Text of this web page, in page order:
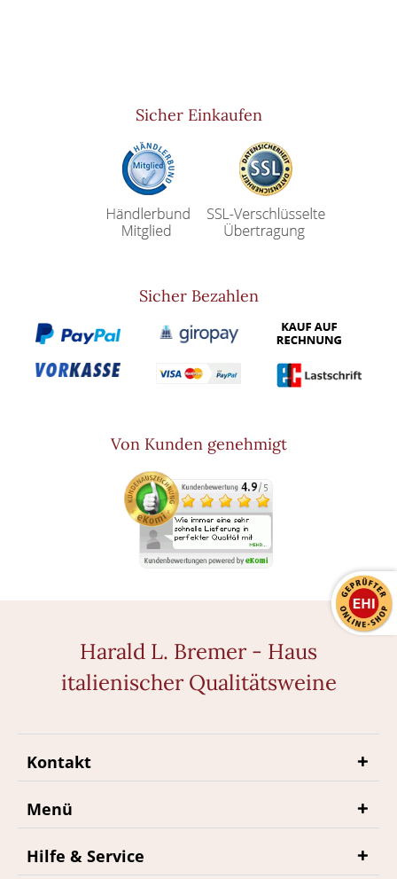
Sicher Einkaufen
Sicher Bezahlen
Von Kunden genehmigt
Harald L. Bremer - Haus
italienischer Qualitätsweine
Kontakt
Menü
Hilfe & Service